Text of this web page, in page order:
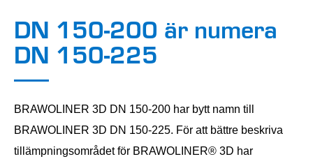
DN 150-200 är numera
DN 150-225
BRAWOLINER 3D DN 150-200 har bytt namn till
BRAWOLINER 3D DN 150-225. För att bättre beskriva
tillämpningsområdet för BRAWOLINER® 3D har